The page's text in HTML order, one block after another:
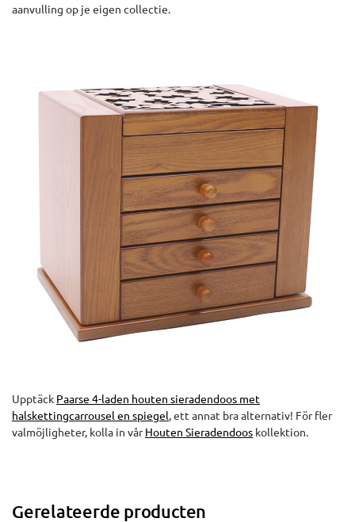
aanvulling op je eigen collectie.
Upptäck Paarse 4-laden houten sieradendoos met
halskettingcarrousel en spiegel, ett annat bra alternativ! För fler
valmöjligheter, kolla in vårHouten Sieradendoos kollektion.
Gerelateerde producten